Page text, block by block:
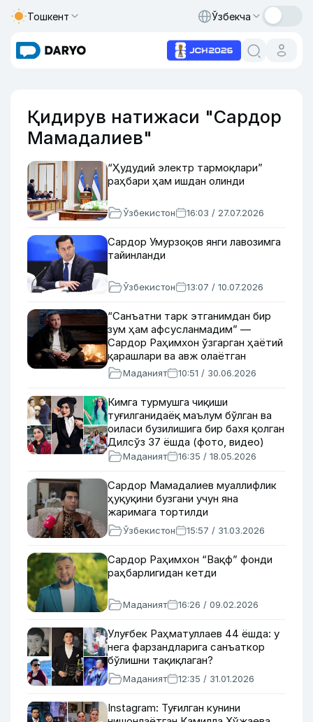
Тошкент Ўзбекча
Қидирув натижаси "Сардор
Мамадалиев"
“Ҳудудий электр тармоқлари”
раҳбари ҳам ишдан олинди
Ўзбекистон 16:03 / 27.07.2026
Сардор Умурзоқов янги лавозимга
тайинланди
Ўзбекистон 13:07 / 10.07.2026
“Санъатни тарк этганимдан бир
зум ҳам афсусланмадим” —
Сардор Раҳимхон ўзгарган ҳаётий
қарашлари ва авж олаётган
фирибгарлик ҳақида
Маданият 10:51 / 30.06.2026
Кимга турмушга чиқиши
туғилганидаёқ маълум бўлган ва
оиласи бузилишига бир бахя қолган
Дилсўз 37 ёшда (фото, видео)
Маданият 16:35 / 18.05.2026
Сардор Мамадалиев муаллифлик
ҳуқуқини бузгани учун яна
жаримага тортилди
Ўзбекистон 15:57 / 31.03.2026
Сардор Раҳимхон “Вақф” фонди
раҳбарлигидан кетди
Маданият 16:26 / 09.02.2026
Улуғбек Раҳматуллаев 44 ёшда: у
нега фарзандларига санъаткор
бўлишни тақиқлаган?
Маданият 12:35 / 31.01.2026
Instagram: Туғилган кунини